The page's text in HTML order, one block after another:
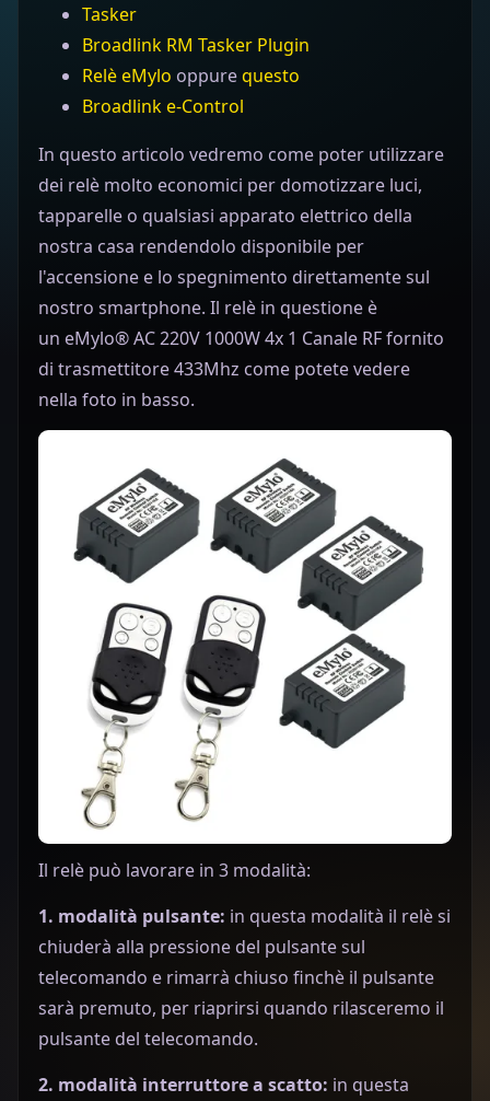
Tasker
Broadlink RM Tasker Plugin
Relè eMylo oppurequesto
Broadlink e-Control
In questo articolo vedremo come poter utilizzare
dei relè molto economici per domotizzare luci,
tapparelle o qualsiasi apparato elettrico della
nostra casa rendendolo disponibile per
l'accensione e lo spegnimento direttamente sul
nostro smartphone. Il relè in questione è
un eMylo® AC 220V 1000W 4x 1 Canale RF fornito
di trasmettitore 433Mhz come potete vedere
nella foto in basso.
Il relè può lavorare in 3 modalità:
1. modalità pulsante: in questa modalità il relè si
chiuderà alla pressione del pulsante sul
telecomando e rimarrà chiuso finchè il pulsante
sarà premuto, per riaprirsi quando rilasceremo il
pulsante del telecomando.
2. modalità interruttore a scatto: in questa